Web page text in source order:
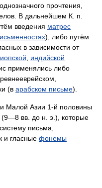
прочтения,
В дальнейшем К. п.
введения матрес
), либо путём
в зависимости от
индийской
применялись либо
(в арабском письме).
Малой Азии 1‑й половины
(9—8 вв. до н. э.), которые
письма,
и гласные фонемы